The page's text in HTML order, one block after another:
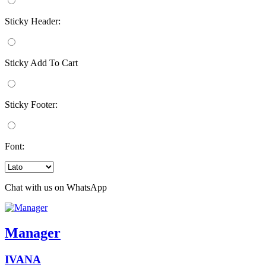
Sticky Header:
Sticky Add To Cart
Sticky Footer:
Font:
Chat with us on WhatsApp
Manager
IVANA